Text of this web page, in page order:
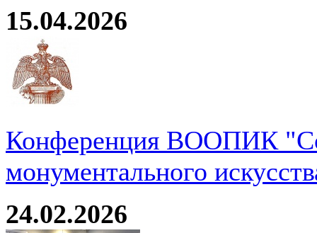
15.04.2026
Конференция ВООПИК
монументального
24.02.2026